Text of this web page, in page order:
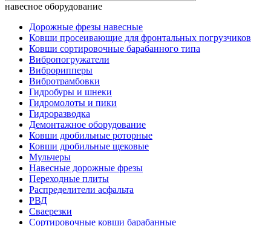
навесное оборудование
Дорожные фрезы навесные
Ковши просеивающие для фронтальных погрузчиков
Ковши сортировочные барабанного типа
Вибропогружатели
Виброрипперы
Вибротрамбовки
Гидробуры и шнеки
Гидромолоты и пики
Гидроразводка
Демонтажное оборудование
Ковши дробильные роторные
Ковши дробильные щековые
Мульчеры
Навесные дорожные фрезы
Переходные плиты
Распределители асфальта
РВД
Сваерезки
Сортировочные ковши барабанные